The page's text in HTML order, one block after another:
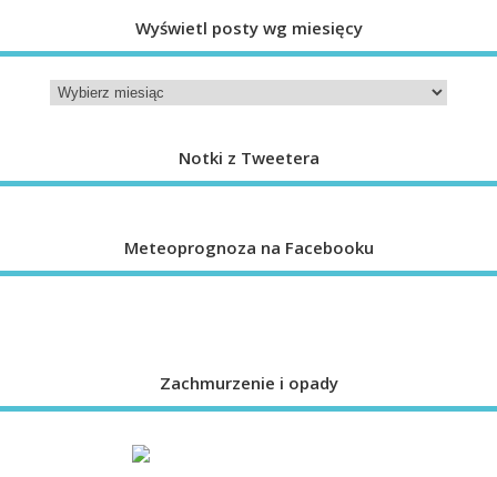
Wyświetl posty wg miesięcy
Notki z Tweetera
Meteoprognoza na Facebooku
Zachmurzenie i opady